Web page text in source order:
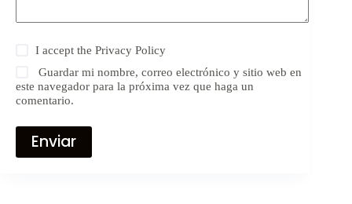
I accept thePrivacy Policy
Guardar mi nombre, correo electrónico y sitio web en
este navegador para la próxima vez que haga un
comentario.
Enviar